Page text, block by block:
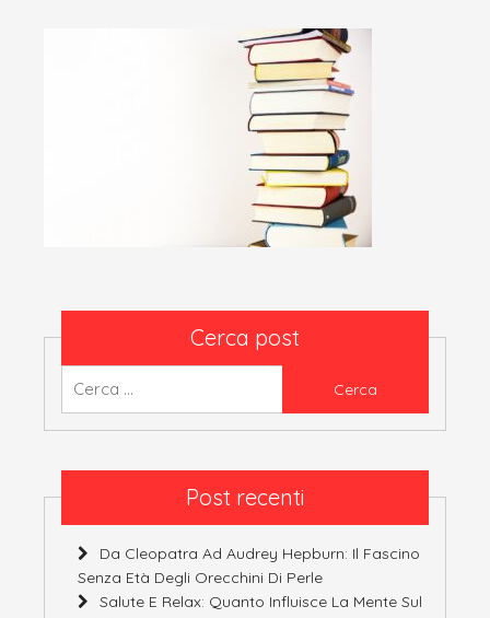
Cerca post
Post recenti
Da Cleopatra Ad Audrey Hepburn: Il Fascino
Senza Età Degli Orecchini Di Perle
Salute E Relax: Quanto Influisce La Mente Sul